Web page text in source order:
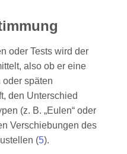
oder Tests wird der
also ob er eine
späten
den Unterschied
(z. B. „Eulen“ oder
Verschiebungen des
(5).